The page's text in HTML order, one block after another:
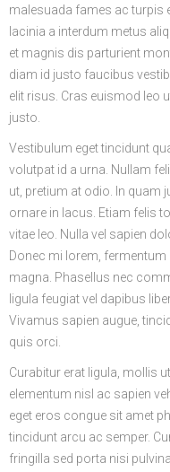
malesuada fames ac turpis
lacinia a interdum metus
et magnis dis parturient
diam id justo faucibus
elit risus. Cras euismod leo
justo.
Vestibulum eget tincidunt
volutpat id a urna. Nullam
ut, pretium at odio. In quam
ornare in lacus. Etiam felis
vitae leo. Nulla vel sapien
Donec mi lorem,
magna. Phasellus nec
ligula feugiat vel dapibus
Vivamus sapien augue,
quis orci.
Curabitur erat ligula, mollis
elementum nisl ac sapien
eget eros congue sit amet
tincidunt arcu ac semper.
fringilla sed porta nisi